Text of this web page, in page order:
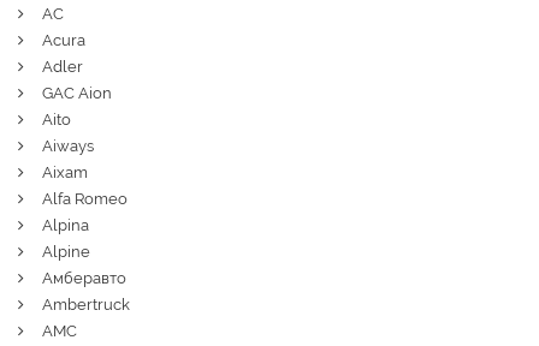
AC
Acura
Adler
GAC Aion
Aito
Aiways
Aixam
Alfa Romeo
Alpina
Alpine
Амберавто
Ambertruck
AMC